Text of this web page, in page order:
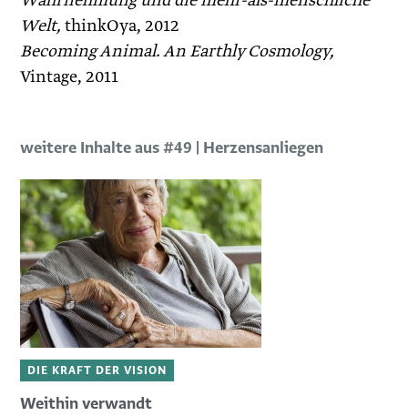
Welt,thinkOya, 2012
Becoming Animal. An Earthly Cosmology,
Vintage, 2011
weitere Inhalte aus #49 | Herzensanliegen
DIE KRAFT DER VISION
Weithin verwandt